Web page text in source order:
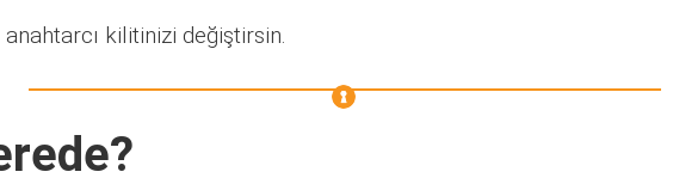
anahtarcı kilitinizi değiştirsin.